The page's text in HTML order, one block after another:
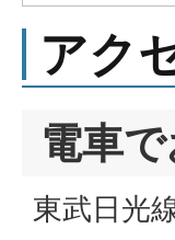
アク
電車
東武日光